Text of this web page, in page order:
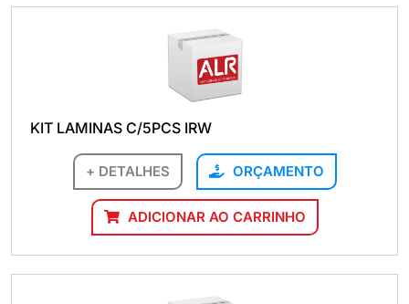
KIT LAMINAS C/5PCS IRW
+ DETALHES ORÇAMENTO
ADICIONAR AO CARRINHO